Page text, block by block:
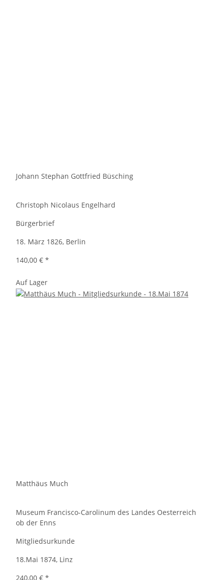
Johann Stephan Gottfried Büsching
Christoph Nicolaus Engelhard
Bürgerbrief
18. März 1826, Berlin
140,00 € *
Auf Lager
Matthäus Much
Museum Francisco-Carolinum des Landes Oesterreich
ob der Enns
Mitgliedsurkunde
18.Mai 1874, Linz
240,00 € *